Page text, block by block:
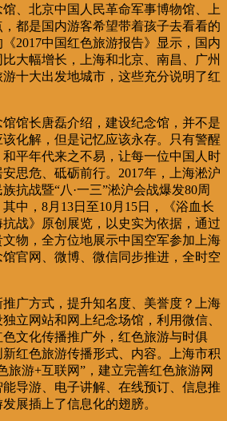
、北京中国人民革命军事博物馆、上
都是国内游客希望带着孩子去看看的
2017中国红色旅游报告》显示，国内
大幅增长，上海和北京、南昌、广州
十大出发地城市，这些充分说明了红
馆馆长唐磊介绍，建设纪念馆，并不是
化解，但是记忆应该永存。只有警醒
平年代来之不易，让每一位中国人时
思危、砥砺前行。2017年，上海淞沪
抗战暨“八·一三”淞沪会战爆发80周
中，8月13日至10月15日，《浴血长
战》原创展览，以史实为依据，通过
物，全方位地展示中国空军参加上海
官网、微博、微信同步推进，全时空
广方式，提升知名度、美誉度？上海
立网站和网上纪念场馆，利用微信、
文化传播推广外，红色旅游与时俱
红色旅游传播形式、内容。上海市积
旅游+互联网”，建立完善红色旅游网
导游、电子讲解、在线预订、信息推
展插上了信息化的翅膀。